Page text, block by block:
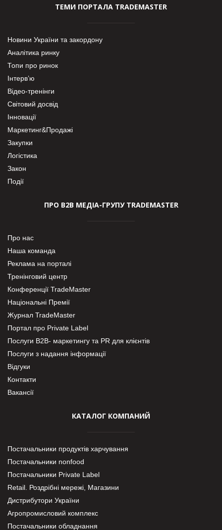
ТЕМИ ПОРТАЛА TRADEMASTER
Новини України та закордону
Аналітика ринку
Топи про ринок
Інтерв’ю
Відео-тренінги
Світовий досвід
Інновації
Маркетинг&Продажі
Закупки
Логістика
Закон
Події
ПРО В2В МЕДІА-ГРУПУ TRADEMASTER
Про нас
Наша команда
Реклама на порталі
Тренінговий центр
Конференції TradeMaster
Національні Премії
Журнал TradeMaster
Портал про Private Label
Послуги В2В- маркетингу та PR для клієнтів
Послуги з надання інформації
Відгуки
Контакти
Вакансії
КАТАЛОГ КОМПАНИЙ
Постачальники продуктів харчування
Постачальники nonfood
Постачальники Private Label
Retail. Роздрібні мережі, Магазини
Дистрибутори України
Агропромисловий комплекс
Постачальники обладнання